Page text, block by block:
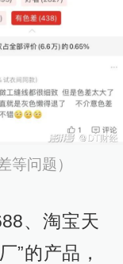
等问题）
、淘宝天
”的产品，